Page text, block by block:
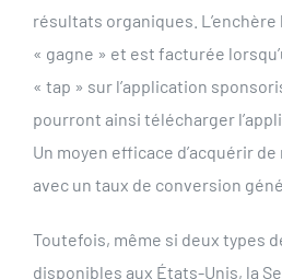
résultats organiques. L’enchère
« gagne » et est facturée
« tap » sur l’application
pourront ainsi télécharger
Un moyen efficace d’acquérir
avec un taux de conversion
Toutefois, même si deux types
disponibles aux États-Unis, la